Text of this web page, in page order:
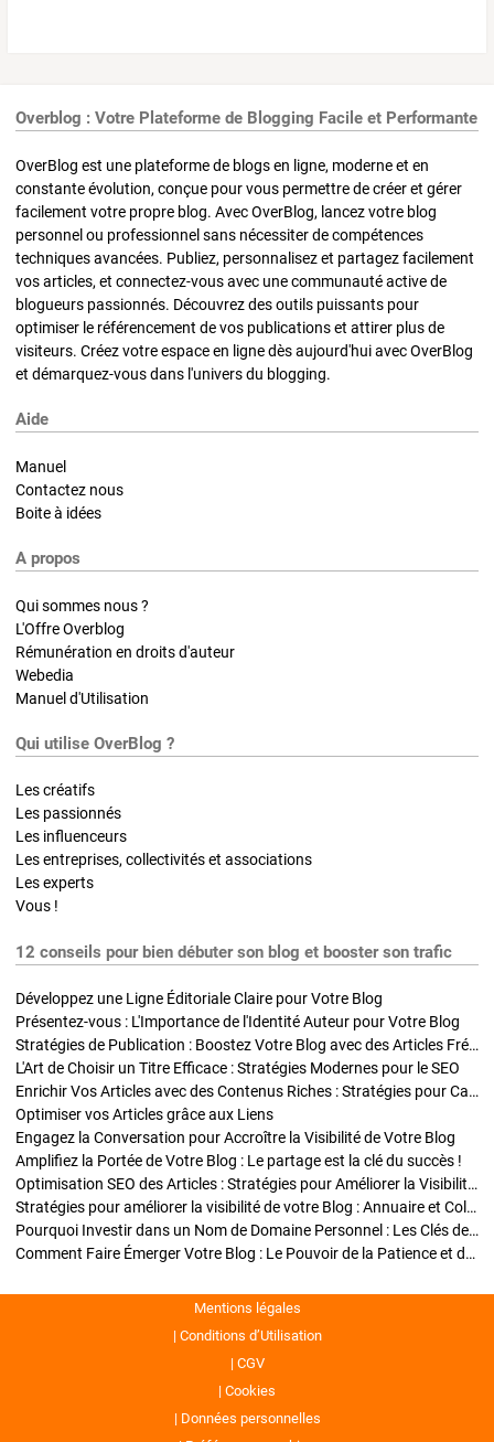
Overblog : Votre Plateforme de Blogging Facile et Performante
OverBlog est une plateforme de blogs en ligne, moderne et en
constante évolution, conçue pour vous permettre de créer et gérer
facilement votre propre blog. Avec OverBlog, lancez votre blog
personnel ou professionnel sans nécessiter de compétences
techniques avancées. Publiez, personnalisez et partagez facilement
vos articles, et connectez-vous avec une communauté active de
blogueurs passionnés. Découvrez des outils puissants pour
optimiser le référencement de vos publications et attirer plus de
visiteurs. Créez votre espace en ligne dès aujourd'hui avec OverBlog
et démarquez-vous dans l'univers du blogging.
Aide
Manuel
Contactez nous
Boite à idées
A propos
Qui sommes nous ?
L'Offre Overblog
Rémunération en droits d'auteur
Webedia
Manuel d'Utilisation
Qui utilise OverBlog ?
Les créatifs
Les passionnés
Les influenceurs
Les entreprises, collectivités et associations
Les experts
Vous !
12 conseils pour bien débuter son blog et booster son trafic
Développez une Ligne Éditoriale Claire pour Votre Blog
Présentez-vous : L'Importance de l'Identité Auteur pour Votre Blog
Stratégies de Publication : Boostez Votre Blog avec des Articles Fréquents et Exclusifs
L'Art de Choisir un Titre Efficace : Stratégies Modernes pour le SEO
Enrichir Vos Articles avec des Contenus Riches : Stratégies pour Captiver et Optimiser
Optimiser vos Articles grâce aux Liens
Engagez la Conversation pour Accroître la Visibilité de Votre Blog
Amplifiez la Portée de Votre Blog : Le partage est la clé du succès !
Optimisation SEO des Articles : Stratégies pour Améliorer la Visibilité de Votre Blog
Stratégies pour améliorer la visibilité de votre Blog : Annuaire et Collaborations
Pourquoi Investir dans un Nom de Domaine Personnel : Les Clés de la Réussite de Votre Blog
Comment Faire Émerger Votre Blog : Le Pouvoir de la Patience et de la Persévérance
Mentions légales
Conditions d’Utilisation
CGV
Cookies
Données personnelles